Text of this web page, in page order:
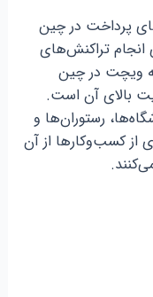
پرداخت در چین
انجام تراکنش‌های
ویچت در چین
بالای آن است.
رستوران‌ها و
از کسب‌وکارها از آن